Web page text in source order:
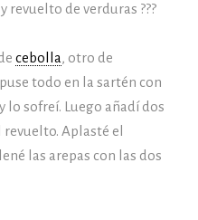
y revuelto de verduras ???
cebolla, otro de
todo en la sartén con
y lo sofreí. Luego añadí dos
revuelto. Aplasté el
las arepas con las dos